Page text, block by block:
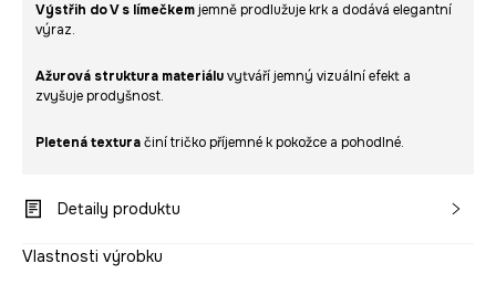
Výstřih do V s límečkemjemně prodlužuje krk a dodává elegantní
výraz.
Ažurová struktura materiáluvytváří jemný vizuální efekt a
zvyšuje prodyšnost.
Pletená texturačiní tričko příjemné k pokožce a pohodlné.
Detaily produktu
Vlastnosti výrobku